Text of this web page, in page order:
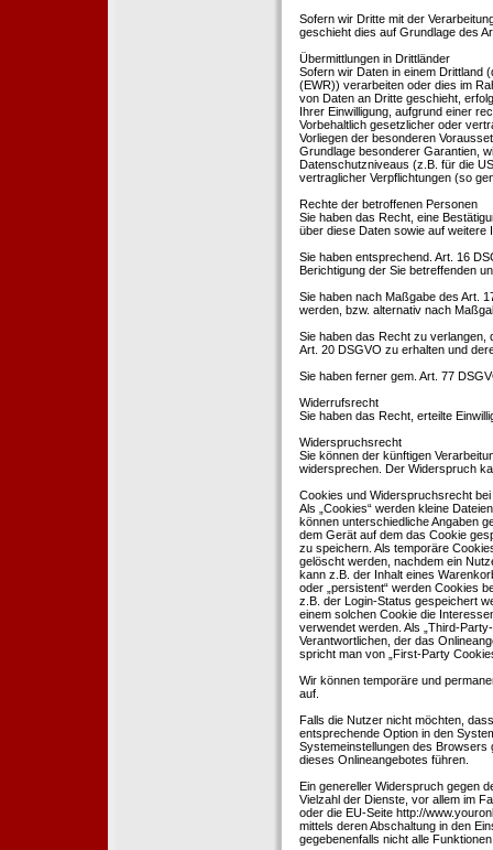
Sofern wir Dritte mit der
geschieht dies auf Grundlage des
Übermittlungen in Drittländer
Sofern wir Daten in einem Drittland
(EWR)) verarbeiten oder dies im
von Daten an Dritte geschieht,
Ihrer Einwilligung, aufgrund einer
Vorbehaltlich gesetzlicher oder
Vorliegen der besonderen
Grundlage besonderer Garantien,
Datenschutzniveaus (z.B. für die
vertraglicher Verpflichtungen (so
Rechte der betroffenen Personen
Sie haben das Recht, eine
über diese Daten sowie auf weitere
Sie haben entsprechend. Art. 16
Berichtigung der Sie betreffenden
Sie haben nach Maßgabe des Art.
werden, bzw. alternativ nach
Sie haben das Recht zu verlangen,
Art. 20 DSGVO zu erhalten und
Sie haben ferner gem. Art. 77
Widerrufsrecht
Sie haben das Recht, erteilte
Widerspruchsrecht
Sie können der künftigen
widersprechen. Der Widerspruch
Cookies und Widerspruchsrecht
Als „Cookies“ werden kleine
können unterschiedliche Angaben
dem Gerät auf dem das Cookie
zu speichern. Als temporäre
gelöscht werden, nachdem ein
kann z.B. der Inhalt eines
oder „persistent“ werden Cookies
z.B. der Login-Status gespeichert
einem solchen Cookie die
verwendet werden. Als „Third-
Verantwortlichen, der das
spricht man von „First-Party
Wir können temporäre und
auf.
Falls die Nutzer nicht möchten,
entsprechende Option in den
Systemeinstellungen des
dieses Onlineangebotes führen.
Ein genereller Widerspruch gegen
Vielzahl der Dienste, vor allem im
oder die EU-Seite http://
mittels deren Abschaltung in den
gegebenenfalls nicht alle